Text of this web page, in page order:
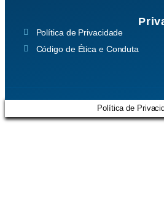
Política de Privacidade
Código de Ética e Conduta
Política de